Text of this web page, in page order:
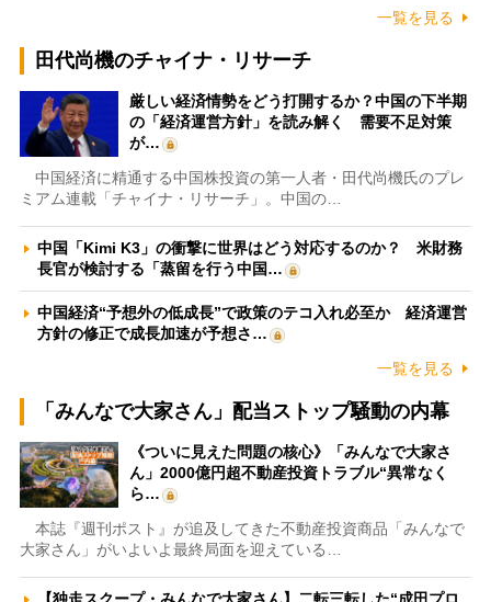
一覧を見る
田代尚機のチャイナ・リサーチ
厳しい経済情勢をどう打開するか？中国の下半期
の「経済運営方針」を読み解く 需要不足対策
が…
中国経済に精通する中国株投資の第一人者・田代尚機氏のプレ
ミアム連載「チャイナ・リサーチ」。中国の…
中国「Kimi K3」の衝撃に世界はどう対応するのか？ 米財務
長官が検討する「蒸留を行う中国…
中国経済“予想外の低成長”で政策のテコ入れ必至か 経済運営
方針の修正で成長加速が予想さ…
一覧を見る
「みんなで大家さん」配当ストップ騒動の内幕
《ついに見えた問題の核心》「みんなで大家さ
ん」2000億円超不動産投資トラブル“異常なく
ら…
本誌『週刊ポスト』が追及してきた不動産投資商品「みんなで
大家さん」がいよいよ最終局面を迎えている…
【独走スクープ・みんなで大家さん】二転三転した“成田プロ